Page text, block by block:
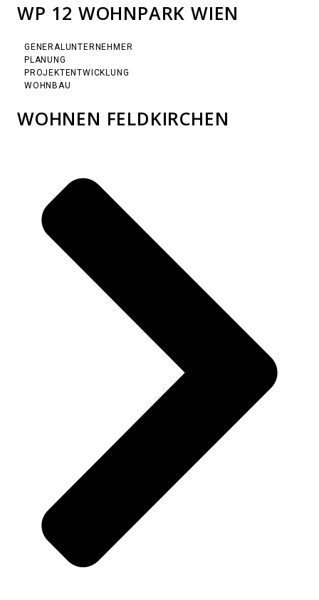
WP 12 WOHNPARK WIEN
GENERALUNTERNEHMER
PLANUNG
PROJEKTENTWICKLUNG
WOHNBAU
WOHNEN FELDKIRCHEN